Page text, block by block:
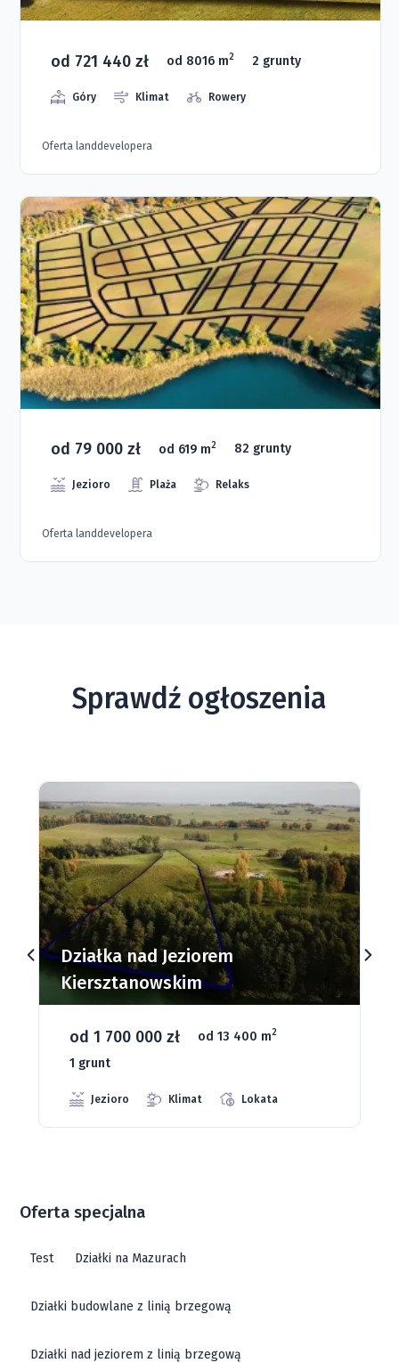
od 721 440 zł od 8016 m2 2 grunty
Góry Klimat Rowery
Oferta landdevelopera
od 79 000 zł od 619 m2 82 grunty
Jezioro Plaża Relaks
Oferta landdevelopera
Sprawdź ogłoszenia
Działki budowlane nad Jeziorem
Dąbrowa Mała
od 93 280 zł od 1075 m 2 66 grunt
Oferta specjalna
Test Działki na Mazurach
Działki budowlane z linią brzegową
Działki nad jeziorem z linią brzegową